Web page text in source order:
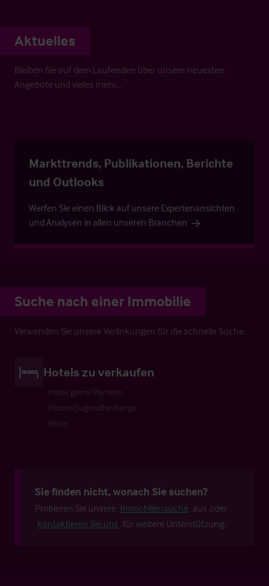
Aktuelles
Bleiben Sie auf dem Laufenden über unsere neuesten
Angebote und vieles mehr…
Markttrends, Publikationen, Berichte
und Outlooks
Werfen Sie einen Blick auf unsere Expertenansichten
und Analysen in allen unseren Branchen
Suche nach einer Immobilie
Verwenden Sie unsere Verlinkungen für die schnelle Suche.
Hotels zu verkaufen
Hotel garni/Pension
Hostel/Jugendherberge
Hotel
Sie finden nicht, wonach Sie suchen?
Probieren Sie unsere Immobiliensuche aus oder
kontaktieren Sie uns für weitere Unterstützung.